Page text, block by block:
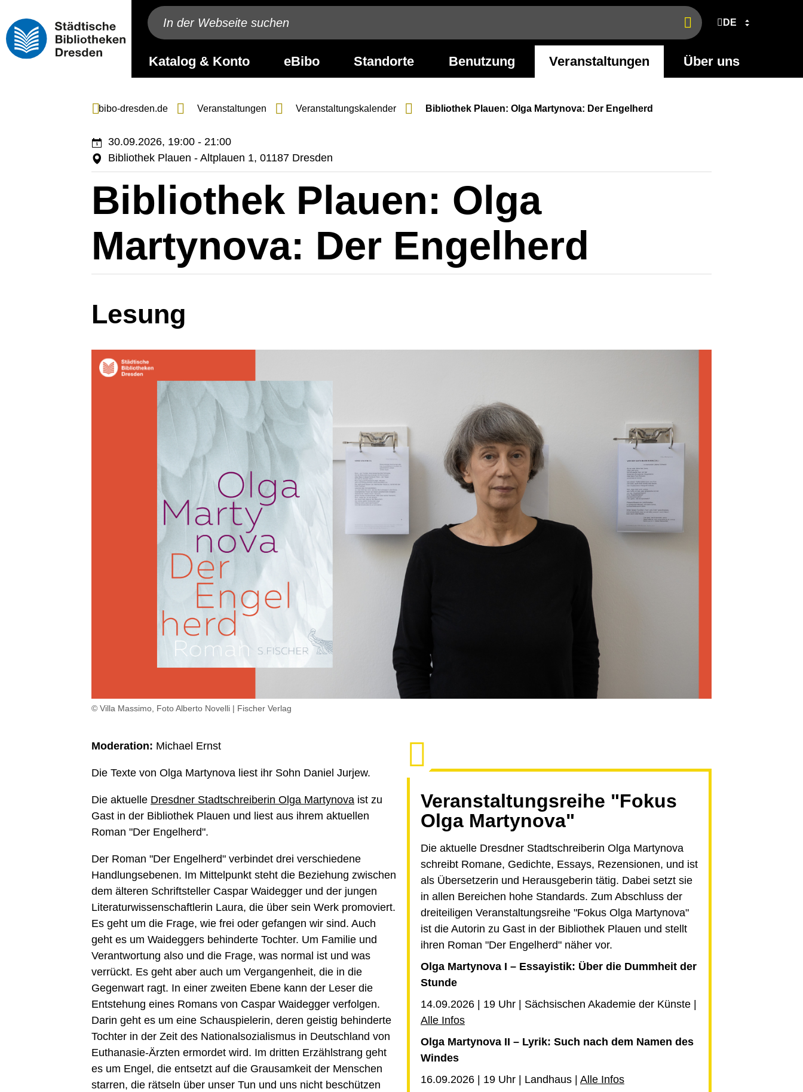
Jetzt
finden
DE
Katalog & Konto eBibo Standorte Benutzung Veranstaltungen Über uns
bibo-dresden.de Veranstaltungen Veranstaltungs­kalender Bibliothek Plauen: Olga Martynova: Der Engelherd
30.09.2026, 19:00 - 21:00
Bibliothek Plauen - Altplauen 1, 01187 Dresden
Bibliothek Plauen: Olga
Martynova: Der Engelherd
Lesung
© Villa Massimo, Foto Alberto Novelli | Fischer Verlag
Veranstaltungsreihe "Fokus
Olga Martynova"
Die aktuelle Dresdner Stadtschreiberin Olga Martynova
schreibt Romane, Gedichte, Essays, Rezensionen, und ist
als Übersetzerin und Herausgeberin tätig. Dabei setzt sie
in allen Bereichen hohe Standards. Zum Abschluss der
dreiteiligen Veranstaltungsreihe "Fokus Olga Martynova"
ist die Autorin zu Gast in der Bibliothek Plauen und stellt
ihren Roman "Der Engelherd" näher vor.
Olga Martynova I – Essayistik: Über die Dummheit der
Stunde
14.09.2026 | 19 Uhr | Sächsischen Akademie der Künste |
Alle Infos
Olga Martynova II – Lyrik: Such nach dem Namen des
Windes
16.09.2026 | 19 Uhr | Landhaus | Alle Infos
Moderation: Michael Ernst
Die Texte von Olga Martynova liest ihr Sohn Daniel Jurjew.
Die aktuelle Dresdner Stadtschreiberin Olga Martynova ist zu
Gast in der Bibliothek Plauen und liest aus ihrem aktuellen
Roman "Der Engelherd".
Der Roman "Der Engelherd" verbindet drei verschiedene
Handlungsebenen. Im Mittelpunkt steht die Beziehung zwischen
dem älteren Schriftsteller Caspar Waidegger und der jungen
Literaturwissenschaftlerin Laura, die über sein Werk promoviert.
Es geht um die Frage, wie frei oder gefangen wir sind. Auch
geht es um Waideggers behinderte Tochter. Um Familie und
Verantwortung also und die Frage, was normal ist und was
verrückt. Es geht aber auch um Vergangenheit, die in die
Gegenwart ragt. In einer zweiten Ebene kann der Leser die
Entstehung eines Romans von Caspar Waidegger verfolgen.
Darin geht es um eine Schauspielerin, deren geistig behinderte
Tochter in der Zeit des Nationalsozialismus in Deutschland von
Euthanasie-Ärzten ermordet wird. Im dritten Erzählstrang geht
es um Engel, die entsetzt auf die Grausamkeit der Menschen
starren, die rätseln über unser Tun und uns nicht beschützen